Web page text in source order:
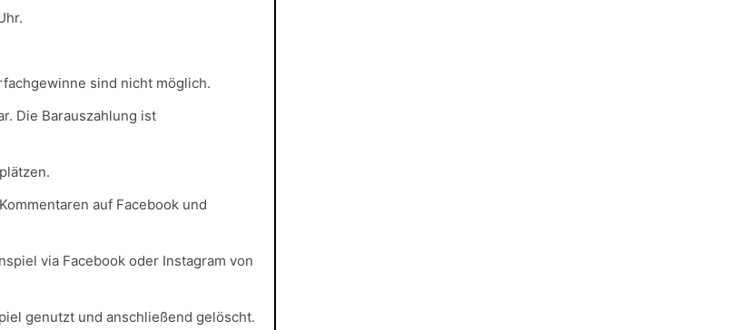
sind nicht möglich.
Die Barauszahlung ist
auf Facebook und
via Facebook oder Instagram von
genutzt und anschließend gelöscht.